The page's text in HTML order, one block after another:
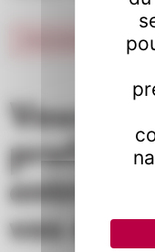
Impossible de
Vous
vos